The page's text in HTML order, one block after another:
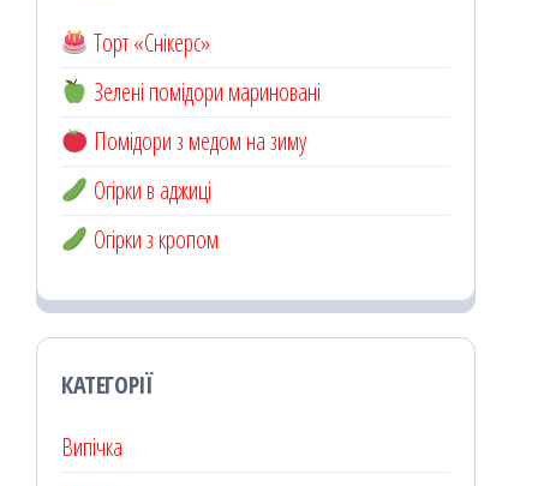
Торт «Снікерс»
Зелені помідори мариновані
Помідори з медом на зиму
Огірки в аджиці
Огірки з кропом
КАТЕГОРІЇ
Випічка